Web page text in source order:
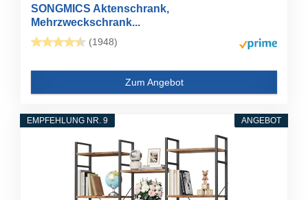
SONGMICS Aktenschrank,
Mehrzweckschrank...
(1948)
Zum Angebot
ANGEBOT
EMPFEHLUNG NR. 9